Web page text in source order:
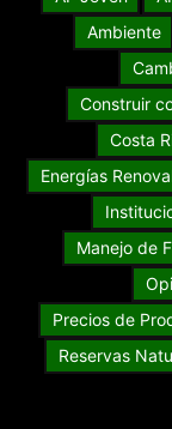
Ambiente
Construir
Costa
Energías
Manejo de
Precios de
Reservas